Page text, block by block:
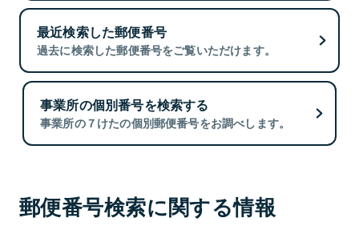
最近検索した郵便番号
過去に検索した郵便番号をご覧いただけます。
事業所の個別番号を検索する
事業所の７けたの個別郵便番号をお調べします。
郵便番号検索に関する情報